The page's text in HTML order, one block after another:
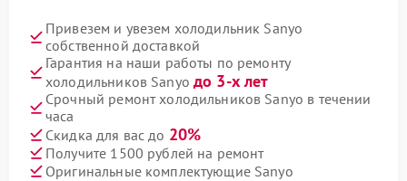
Привезем и увезем холодильник Sanyo
собственной доставкой
Гарантия на наши работы по ремонту
холодильников Sanyoдо 3-х лет
Срочный ремонт холодильников Sanyo в течении
часа
Скидка для вас до 20%
Получите 1500 рублей на ремонт
Оригинальные комплектующие Sanyo